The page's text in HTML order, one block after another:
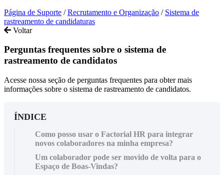
Página de Suporte / Recrutamento e Organização / Sistema de
rastreamento de candidaturas
Voltar
Perguntas frequentes sobre o sistema de
rastreamento de candidatos
Acesse nossa seção de perguntas frequentes para obter mais
informações sobre o sistema de rastreamento de candidatos.
ÍNDICE
Como posso usar o Factorial HR para integrar
novos colaboradores na minha empresa?
Um colaborador pode ser movido de volta para o
Espaço de Boas-Vindas?